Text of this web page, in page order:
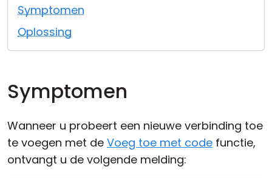
Symptomen
Oplossing
Symptomen
Wanneer u probeert een nieuwe verbinding toe
te voegen met de Voeg toe met code functie,
ontvangt u de volgende melding:
Cloud & On-Premise